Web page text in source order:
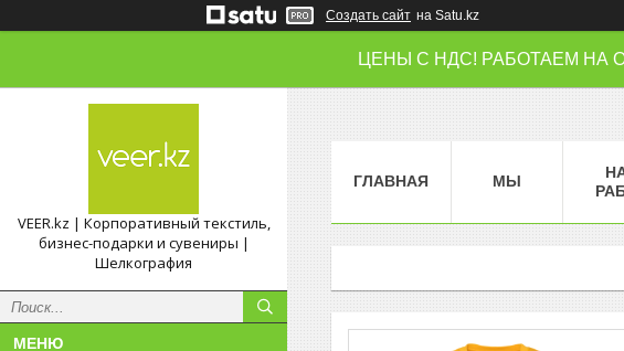
Создать сайт на Satu.kz
ЦЕНЫ С НДС! РАБОТАЕМ НА
VEER.kz | Корпоративный текстиль,
бизнес-подарки и сувениры |
Шелкография
ГЛАВНАЯ МЫ